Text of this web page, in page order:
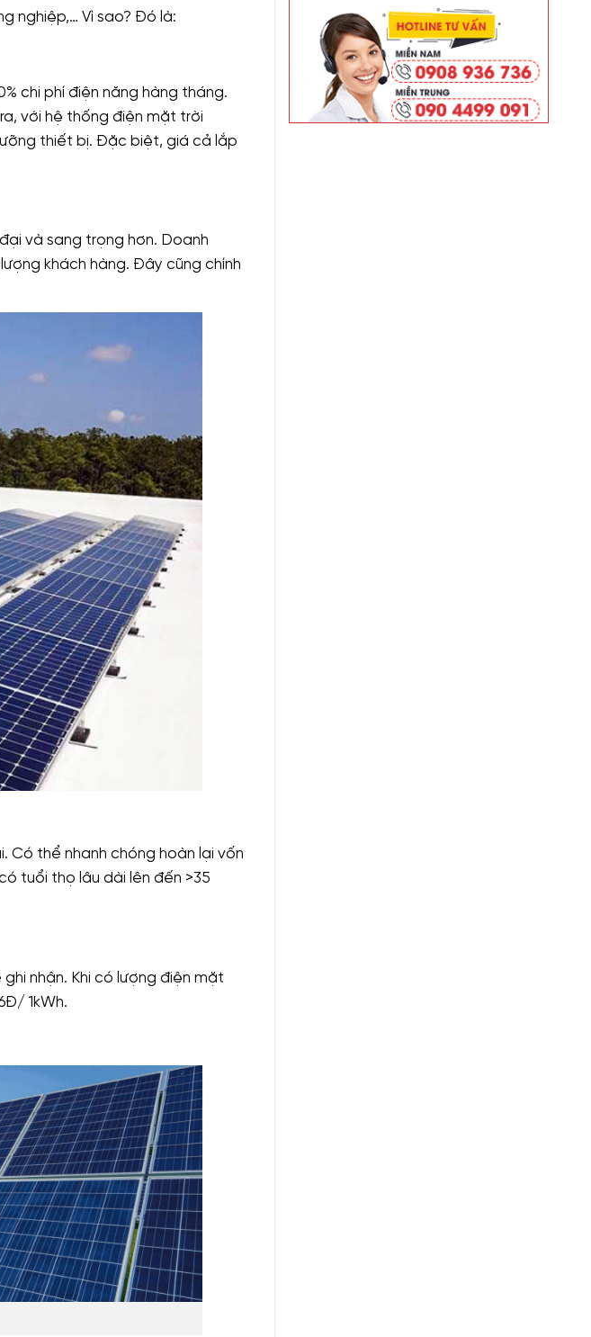
nghiệp,… Vì sao? Đó là:
chi phí điện năng hàng tháng.
với hệ thống điện mặt trời
thiết bị. Đặc biệt, giá cả lắp
và sang trọng hơn. Doanh
khách hàng. Đây cũng chính
Có thể nhanh chóng hoàn lại vốn
tuổi thọ lâu dài lên đến >35
nhận. Khi có lượng điện mặt
1kWh.